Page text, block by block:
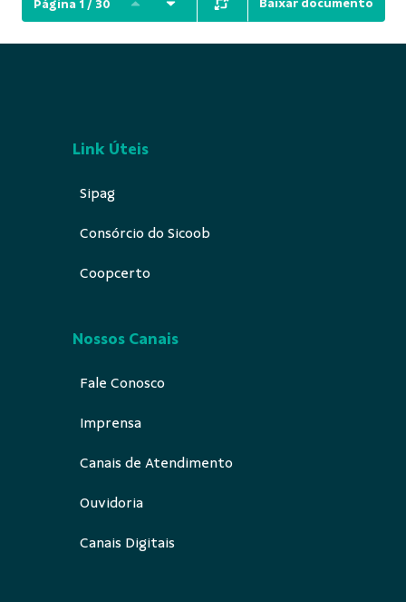
Página 1 / 30 Baixar documento
Link Úteis
Sipag
Consórcio do Sicoob
Coopcerto
Nossos Canais
Fale Conosco
Imprensa
Canais de Atendimento
Ouvidoria
Canais Digitais